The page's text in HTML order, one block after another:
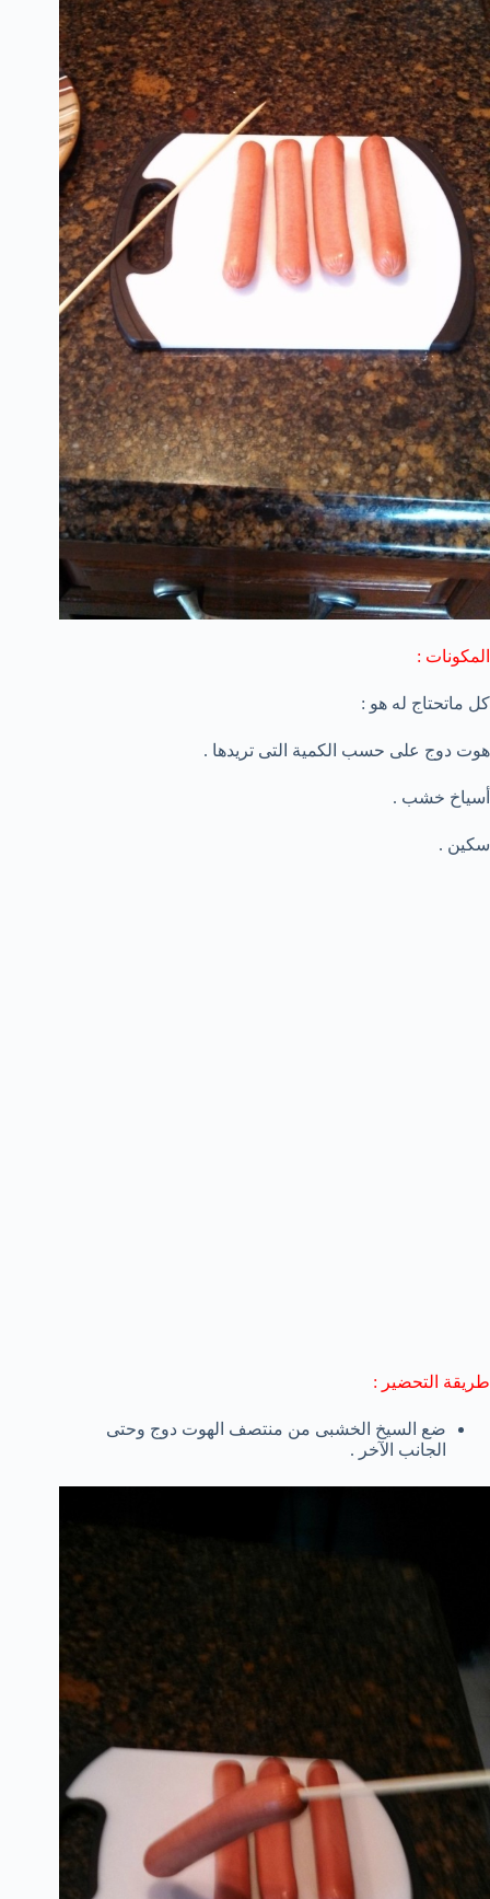
المكونات :
كل ماتحتاج له هو :
هوت دوج على حسب الكمية التى تريدها .
أسياخ خشب .
سكين .
طريقة التحضير :
ضع السيخ الخشبى من منتصف الهوت دوج وحتى
الجانب الآخر .